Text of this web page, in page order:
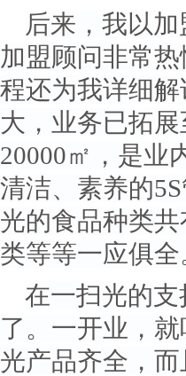
后来，我以
加盟顾问非常
程还为我详细
大，业务已拓
20000㎡，是业
清洁、素养的
光的食品种类
类等等一应俱全
在一扫光的
了。一开业，
光产品齐全，